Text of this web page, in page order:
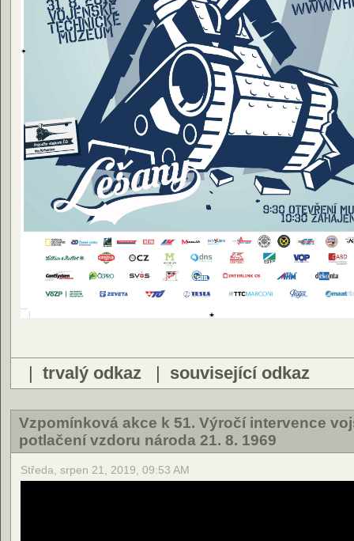
| trvalý odkaz | související odkaz
Vzpomínková akce k 51. Výročí intervence
potlačení vzdoru národa 21. 8. 1969
Středa, srpen 21, 2019, 09:53 AM